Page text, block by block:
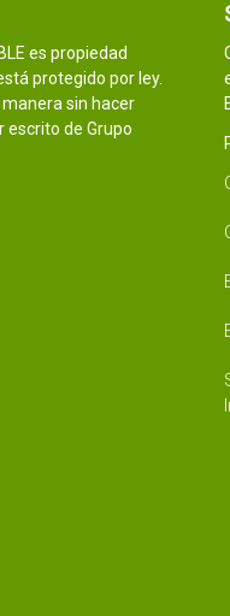
es propiedad
protegido por ley.
sin hacer
de Grupo